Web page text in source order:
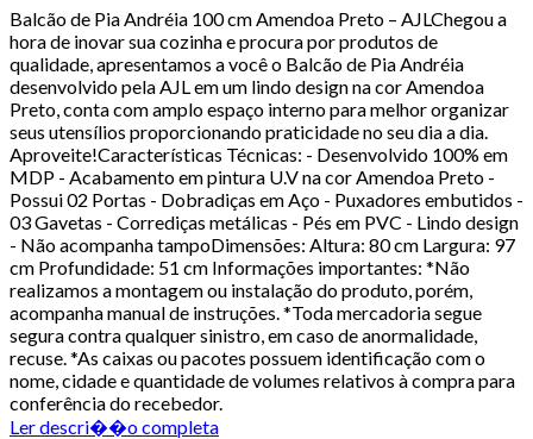
Balcão de Pia Andréia 100 cm Amendoa Preto – AJLChegou a
hora de inovar sua cozinha e procura por produtos de
qualidade, apresentamos a você o Balcão de Pia Andréia
desenvolvido pela AJL em um lindo design na cor Amendoa
Preto, conta com amplo espaço interno para melhor organizar
seus utensílios proporcionando praticidade no seu dia a dia.
Aproveite!Características Técnicas: - Desenvolvido 100% em
MDP - Acabamento em pintura U.V na cor Amendoa Preto -
Possui 02 Portas - Dobradiças em Aço - Puxadores embutidos -
03 Gavetas - Corrediças metálicas - Pés em PVC - Lindo design
- Não acompanha tampoDimensões: Altura: 80 cm Largura: 97
cm Profundidade: 51 cm Informações importantes: *Não
realizamos a montagem ou instalação do produto, porém,
acompanha manual de instruções. *Toda mercadoria segue
segura contra qualquer sinistro, em caso de anormalidade,
recuse. *As caixas ou pacotes possuem identificação com o
nome, cidade e quantidade de volumes relativos à compra para
conferência do recebedor.
Ler descri��o completa